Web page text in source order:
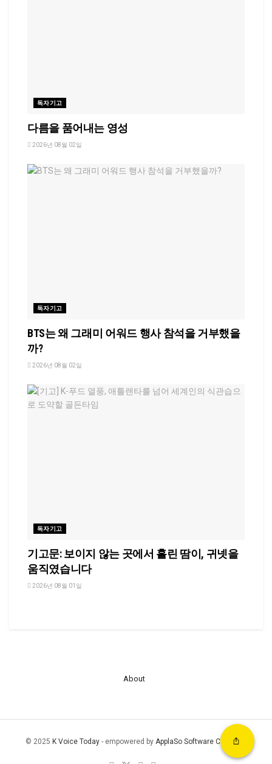
독자기고
다름을 품어내는 영성
2026년 08월 02일
독자기고
BTS는 왜 그래미 어워드 행사 참석을 거부했을
까?
2026년 08월 02일
독자기고
기고문: 보이지 않는 곳에서 흘린 땀이, 귀넷을
움직였습니다
2026년 08월 01일
About
© 2025 K Voice Today- empowered by ApplaSo Software Company